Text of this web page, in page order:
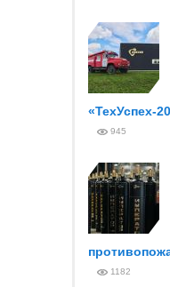
«ТехУспех-
945
1182